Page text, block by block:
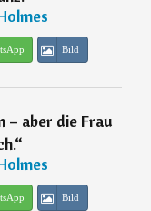
Bild
– aber die Frau
“
Bild